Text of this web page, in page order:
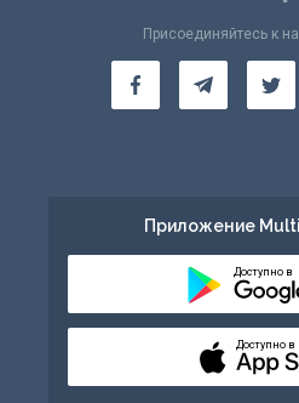
Присоединяйтесь к
Приложение
Доступно в
Доступно в